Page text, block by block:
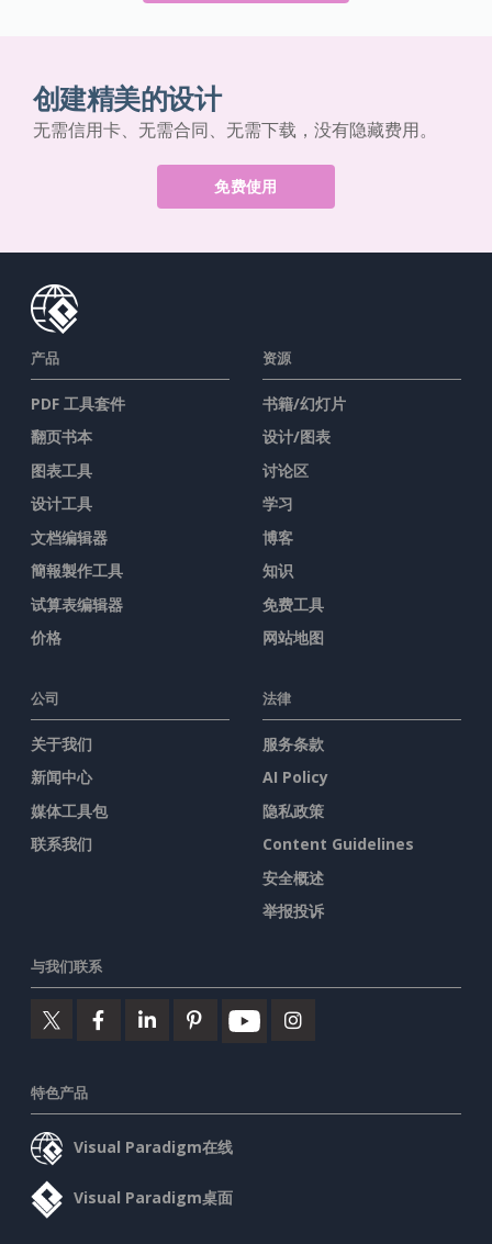
创建精美的设计
无需信用卡、无需合同、无需下载，没有隐藏费用。
免费使用
产品
PDF 工具套件
翻页书本
图表工具
设计工具
文档编辑器
簡報製作工具
试算表编辑器
价格
资源
书籍/幻灯片
设计/图表
讨论区
学习
博客
知识
免费工具
网站地图
公司
关于我们
新闻中心
媒体工具包
联系我们
法律
服务条款
AI Policy
隐私政策
Content Guidelines
安全概述
举报投诉
与我们联系
特色产品
Visual Paradigm在线
Visual Paradigm桌面